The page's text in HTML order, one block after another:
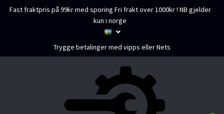
Fast fraktpris på 99kr med sporing Fri frakt over 1000kr ! NB gjelder
kun i norge
Trygge betalinger med vipps eller Nets